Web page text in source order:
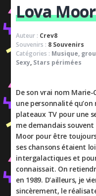
Lova Moor
Auteur : Crev8
Souvenirs : 8 Souvenirs
Catégories : Musique,
Sexy, Stars périmées
De son vrai nom
une personnalité
plateaux TV pour une
me demandais souvent
Moor pour être
ses chansons étaient
intergalactiques et
connaissait. On
en 1989. D’ailleurs, je
sincèrement, le